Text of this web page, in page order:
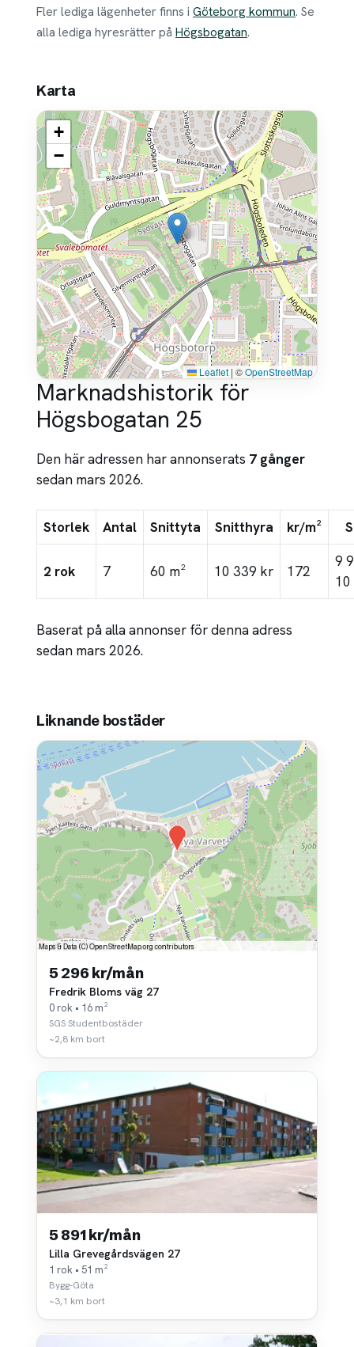
Fler lediga lägenheter finns i Göteborg kommun. Se
alla lediga hyresrätter på Högsbogatan.
Karta
+
−
Leaflet | ©OpenStreetMap
Marknadshistorik för
Högsbogatan 25
Den här adressen har annonserats 7 gånger
sedan mars 2026.
Storlek Antal Snittyta Snitthyra kr/m²
2 rok 7 60 m² 10 339 kr 172
9
Baserat på alla annonser för denna adress
sedan mars 2026.
Liknande bostäder
5 296 kr/mån
Fredrik Bloms väg 27
0 rok • 16 m²
SGS Studentbostäder
~2,8 km bort
5 891 kr/mån
Lilla Grevegårdsvägen 27
1 rok • 51 m²
Bygg-Göta
~3,1 km bort